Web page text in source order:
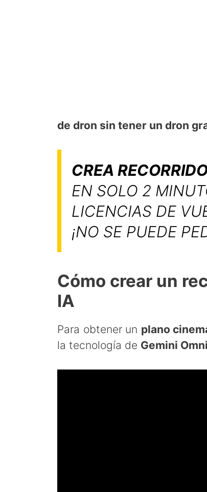
de dron sin tener un dron
CREA
EN SOLO 2
LICENCIAS DE
¡NO SE PUEDE
Cómo crear un
IA
Para obtener un plano
la tecnología de Gemini Omni